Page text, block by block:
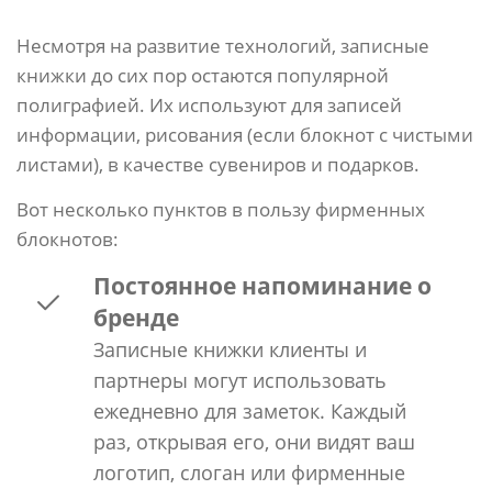
Несмотря на развитие технологий, записные
книжки до сих пор остаются популярной
полиграфией. Их используют для записей
информации, рисования (если блокнот с чистыми
листами), в качестве сувениров и подарков.
Вот несколько пунктов в пользу фирменных
блокнотов:
Постоянное напоминание о
бренде
Записные книжки клиенты и
партнеры могут использовать
ежедневно для заметок. Каждый
раз, открывая его, они видят ваш
логотип, слоган или фирменные